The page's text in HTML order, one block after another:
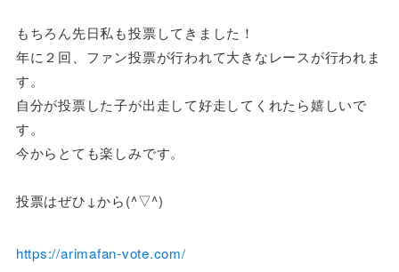
もちろん先日私も投票してきました！
年に２回、ファン投票が行われて大きなレースが行われま
す。
自分が投票した子が出走して好走してくれたら嬉しいで
す。
今からとても楽しみです。
投票はぜひ↓から(^▽^)
https://arimafan-vote.com/